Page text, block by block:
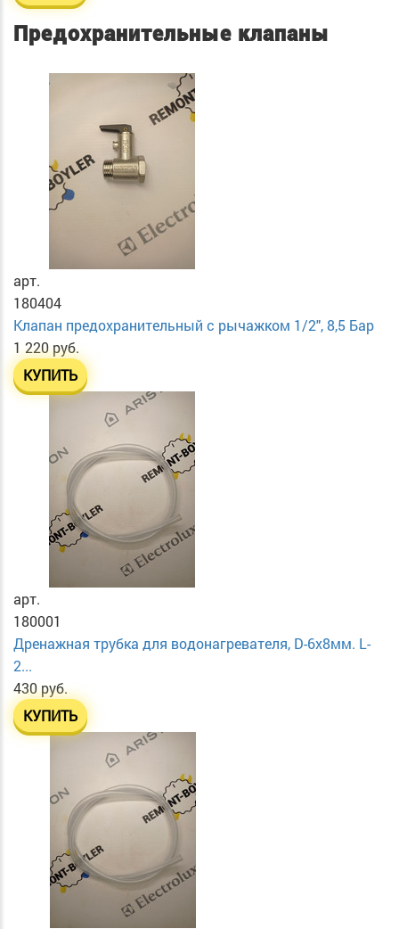
Предохранительные клапаны
арт.
180404
Клапан предохранительный с рычажком 1/2", 8,5 Бар
1 220 руб.
КУПИТЬ
арт.
180001
Дренажная трубка для водонагревателя, D-6х8мм. L-
2...
430 руб.
КУПИТЬ